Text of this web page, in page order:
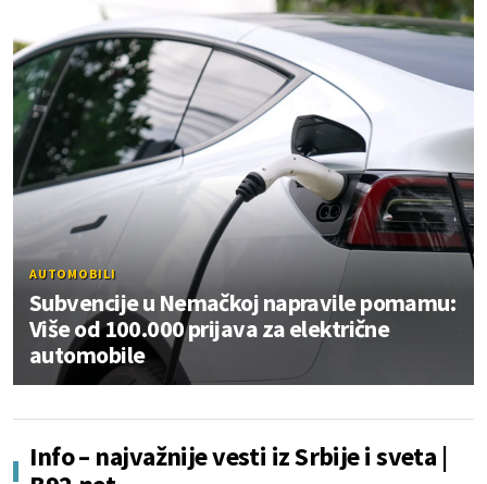
AUTOMOBILI
Subvencije u Nemačkoj napravile pomamu:
Više od 100.000 prijava za električne
automobile
Info – najvažnije vesti iz Srbije i sveta |